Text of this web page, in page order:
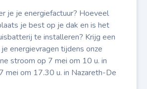
je je energiefactuur? Hoeveel
je best op je dak en is het
te installeren? Krijg een
energievragen tijdens onze
stroom op 7 mei om 10 u. in
mei om 17.30 u. in Nazareth-De